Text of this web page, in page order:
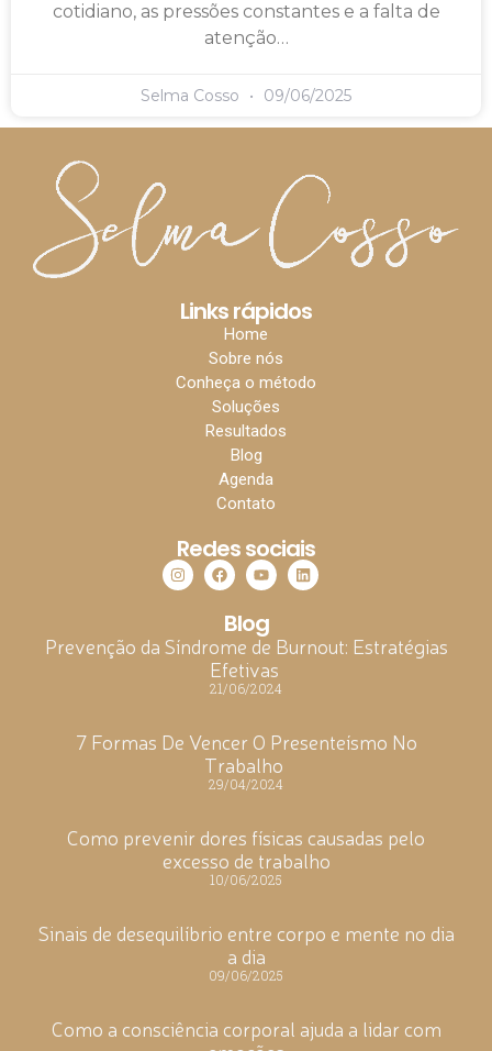
cotidiano, as pressões constantes e a falta de
atenção…
Selma Cosso 09/06/2025
Links rápidos
Home
Sobre nós
Conheça o método
Soluções
Resultados
Blog
Agenda
Contato
Redes sociais
Blog
Prevenção da Síndrome de Burnout: Estratégias
Efetivas
21/06/2024
7 Formas De Vencer O Presenteísmo No
Trabalho
29/04/2024
Como prevenir dores físicas causadas pelo
excesso de trabalho
10/06/2025
Sinais de desequilíbrio entre corpo e mente no dia
a dia
09/06/2025
Como a consciência corporal ajuda a lidar com